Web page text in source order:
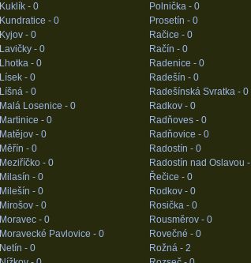
Kuklík - 0
Kundratice - 0
Kyjov - 0
Lavičky - 0
Lhotka - 0
Lísek - 0
Líšná - 0
Malá Losenice - 0
Martinice - 0
Matějov - 0
Měřín - 0
Meziříčko - 0
Milasín - 0
Milešín - 0
Mirošov - 0
Moravec - 0
Moravecké Pavlovice - 0
Netín - 0
Polnička - 0
Prosetín - 0
Račice - 0
Račín - 0
Radenice - 0
Radešín - 0
Radešínská Svratka - 0
Radkov - 0
Radňoves - 0
Radňovice - 0
Radostín - 0
Radostín nad Oslavou -
Řečice - 0
Rodkov - 0
Rosička - 0
Rousměrov - 0
Rovečné - 0
Rožná - 2